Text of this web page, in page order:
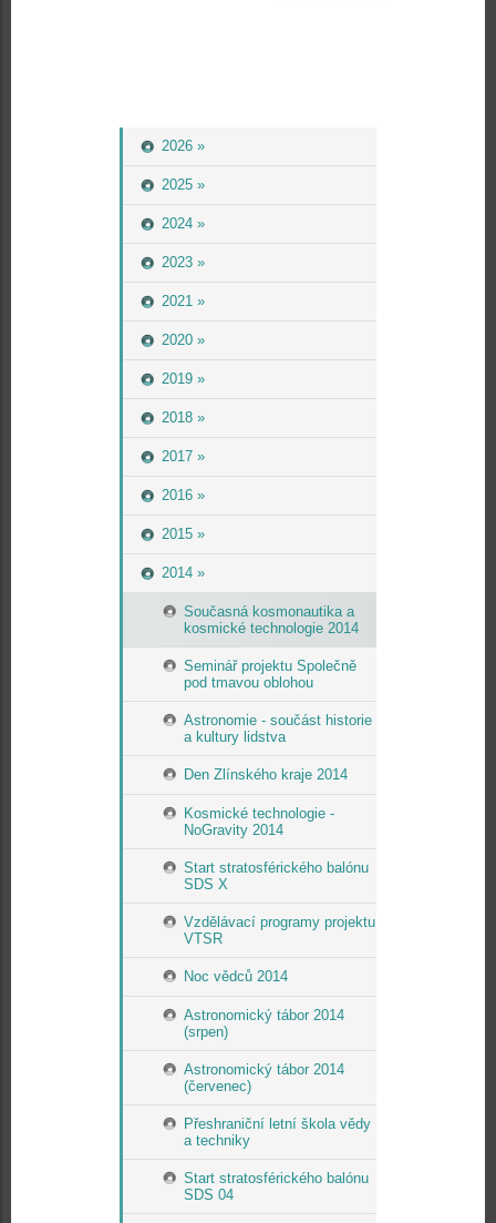
2026 »
2025 »
2024 »
2023 »
2021 »
2020 »
2019 »
2018 »
2017 »
2016 »
2015 »
2014 »
Současná kosmonautika a
kosmické technologie 2014
Seminář projektu Společně
pod tmavou oblohou
Astronomie - součást historie
a kultury lidstva
Den Zlínského kraje 2014
Kosmické technologie -
NoGravity 2014
Start stratosférického balónu
SDS X
Vzdělávací programy projektu
VTSR
Noc vědců 2014
Astronomický tábor 2014
(srpen)
Astronomický tábor 2014
(červenec)
Přeshraniční letní škola vědy
a techniky
Start stratosférického balónu
SDS 04